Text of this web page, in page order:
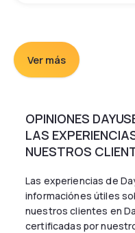
Ver más
OPINIONES
LAS
NUESTROS
Las experiencias de
informaciónes útiles
nuestros clientes en
certificadas por